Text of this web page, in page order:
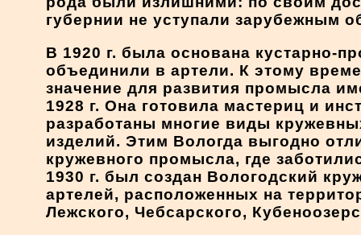
губернии не уступали зарубежным
В 1920 г. была основана кустарно-
объединили в артели. К этому
значение для развития промысла
1928 г. Она готовила мастериц и
разработаны многие виды
изделий. Этим Вологда выгодно
кружевного промысла, где
1930 г. был создан Вологодский
артелей, расположенных на
Лежского, Чебсарского,